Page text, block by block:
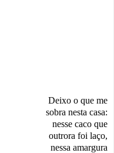
Deixo o que me
sobra nesta casa:
nesse caco que
outrora foi laço,
nessa amargura